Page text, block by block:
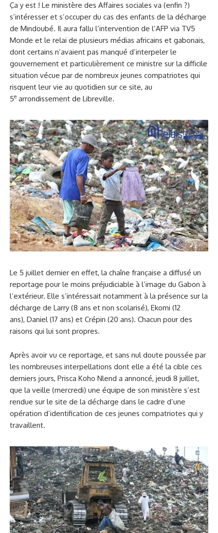
Ça y est ! Le ministère des Affaires sociales va (enfin ?)
s’intéresser et s’occuper du cas des enfants de la décharge
de Mindoubé. Il aura fallu l’intervention de l’AFP via TV5
Monde et le relai de plusieurs médias africains et gabonais,
dont certains n’avaient pas manqué d’interpeler le
gouvernement et particulièrement ce ministre sur la difficile
situation vécue par de nombreux jeunes compatriotes qui
risquent leur vie au quotidien sur ce site, au
5e arrondissement de Libreville.
Le 5 juillet dernier en effet, la chaîne française a diffusé un
reportage pour le moins préjudiciable à l’image du Gabon à
l’extérieur. Elle s’intéressait notamment à la présence sur la
décharge de Larry (8 ans et non scolarisé), Ekomi (12
ans), Daniel (17 ans) et Crépin (20 ans). Chacun pour des
raisons qui lui sont propres.
Après avoir vu ce reportage, et sans nul doute poussée par
les nombreuses interpellations dont elle a été la cible ces
derniers jours, Prisca Koho Nlend a annoncé, jeudi 8 juillet,
que la veille (mercredi) une équipe de son ministère s’est
rendue sur le site de la décharge dans le cadre d’une
opération d’identification de ces jeunes compatriotes qui y
travaillent.